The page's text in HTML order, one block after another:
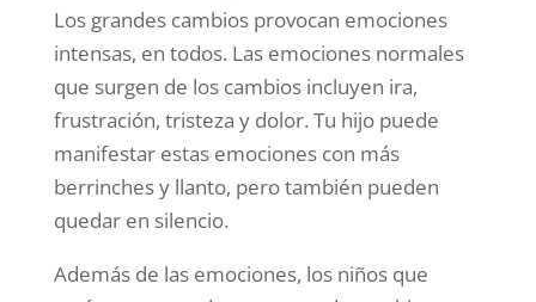
Los grandes cambios provocan emociones
intensas, en todos. Las emociones normales
que surgen de los cambios incluyen ira,
frustración, tristeza y dolor. Tu hijo puede
manifestar estas emociones con más
berrinches y llanto, pero también pueden
quedar en silencio.
Además de las emociones, los niños que